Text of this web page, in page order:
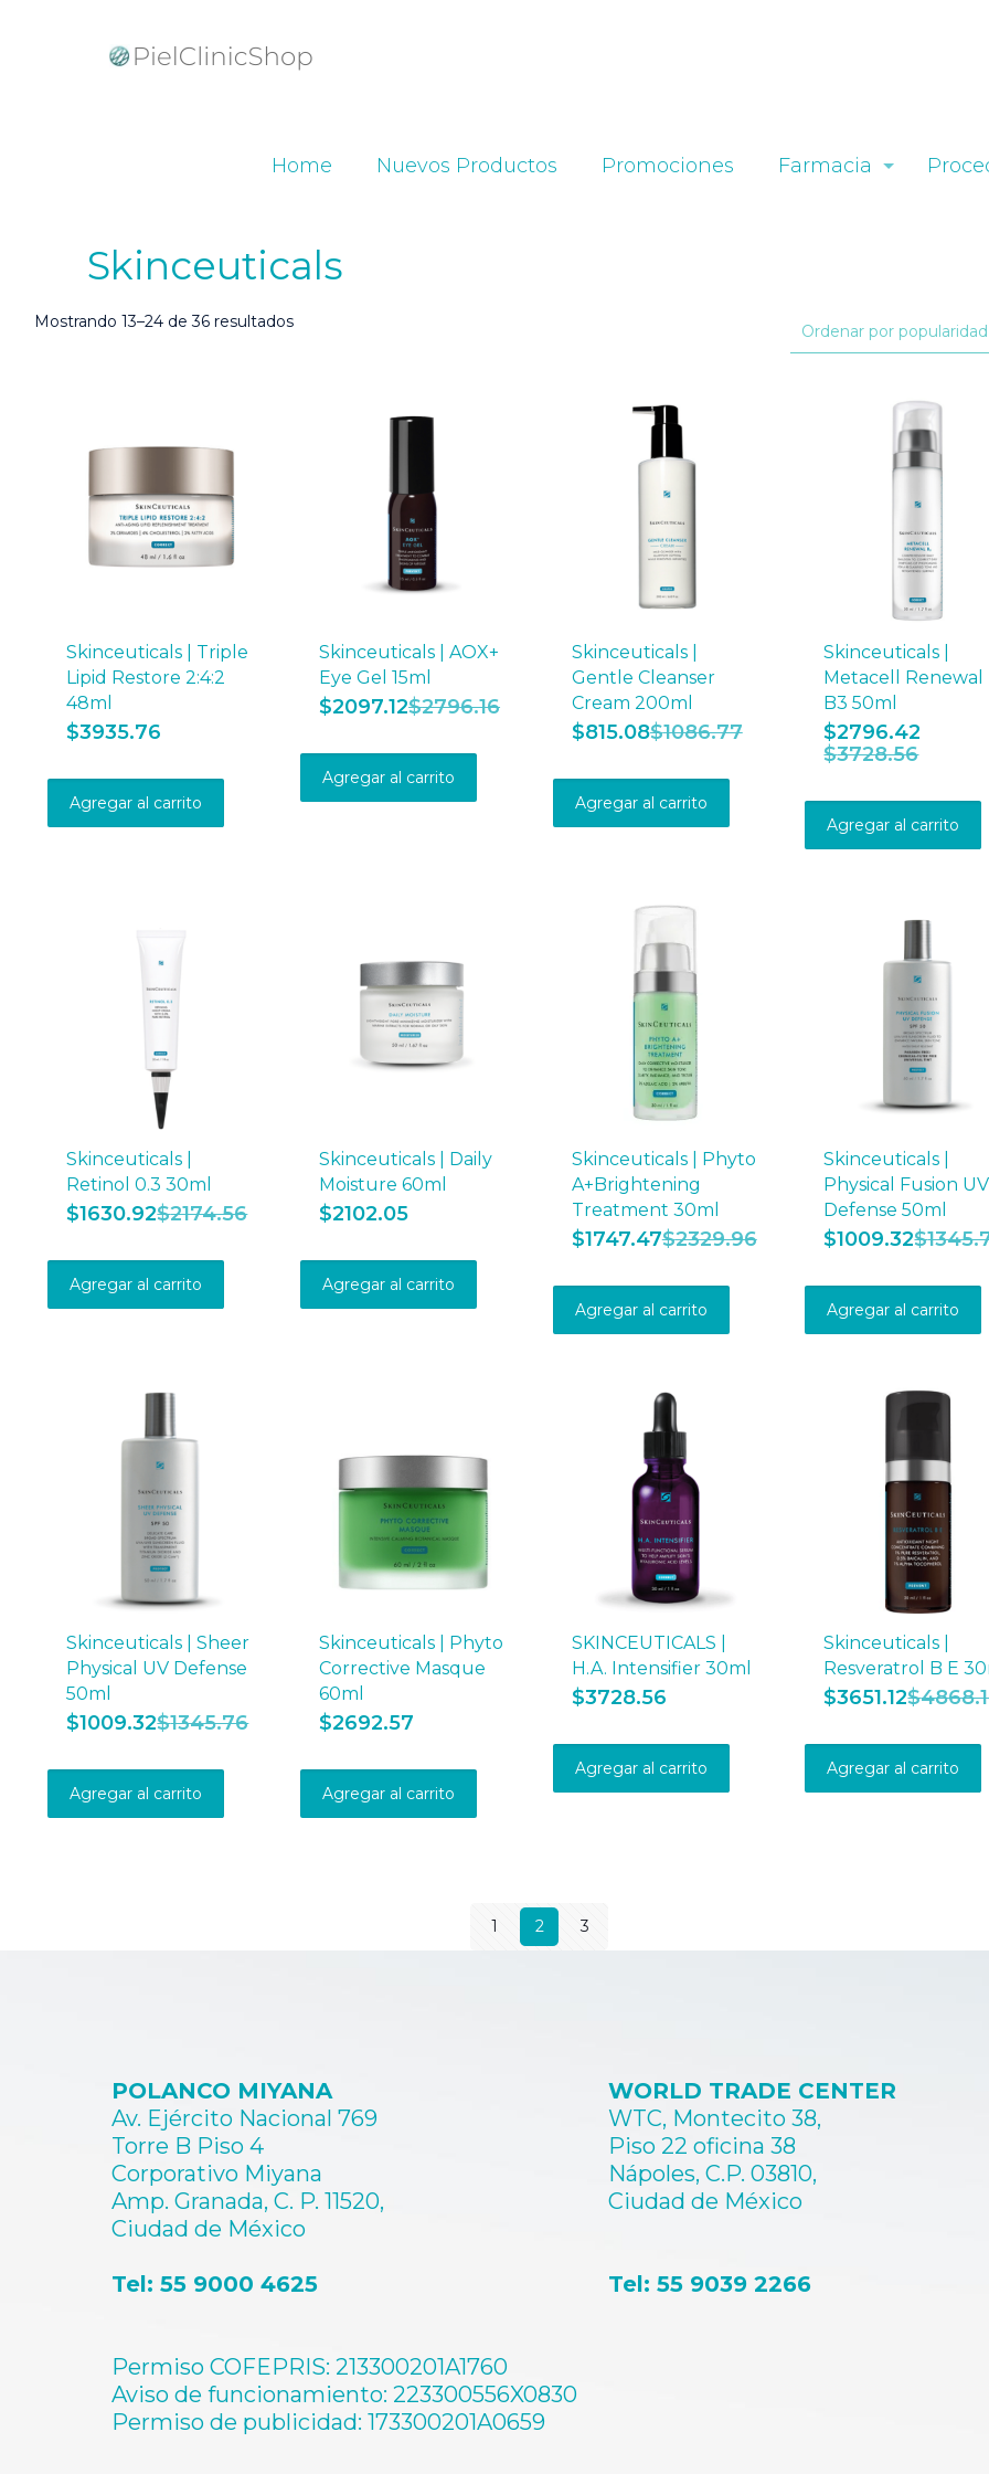
Home Nuevos Productos Promociones Farmacia
Skinceuticals
Mostrando 13–24 de 36 resultadosOrdenado
Skinceuticals | Triple
Lipid Restore 2:4:2
48ml
$3935.76
Agregar al carrito
Skinceuticals | AOX+
Eye Gel 15ml
$2097.12$2796.16
Agregar al carrito
Skinceuticals |
Gentle Cleanser
Cream 200ml
$815.08$1086.77
Agregar al carrito
Skinceuticals |
Metacell Renewal
B3 50ml
$2796.42
$3728.56
Agregar al carrito
Skinceuticals |
Retinol 0.3 30ml
$1630.92$2174.56
Agregar al carrito
Skinceuticals | Daily
Moisture 60ml
$2102.05
Agregar al carrito
Skinceuticals | Phyto
A+Brightening
Treatment 30ml
$1747.47$2329.96
Agregar al carrito
Skinceuticals |
Physical Fusion UV
Defense 50ml
$1009.32$
Agregar al carrito
Skinceuticals | Sheer
Physical UV Defense
50ml
$1009.32$1345.76
Agregar al carrito
Skinceuticals | Phyto
Corrective Masque
60ml
$2692.57
Agregar al carrito
SKINCEUTICALS |
H.A. Intensifier 30ml
$3728.56
Agregar al carrito
Skinceuticals |
Resveratrol B E
$3651.12$
Agregar al carrito
1 2 3
POLANCO MIYANA
Av. Ejército Nacional 769
Torre B Piso 4
Corporativo Miyana
Amp. Granada, C. P. 11520,
Ciudad de México
WORLD TRADE CENTER
WTC, Montecito 38,
Piso 22 oficina 38
Nápoles, C.P. 03810,
Ciudad de México
Permiso COFEPRIS: 213300201A1760
Aviso de funcionamiento: 223300556X0830
Permiso de publicidad: 173300201A0659
Tel: 55 9000 4625 Tel: 55 9039 2266